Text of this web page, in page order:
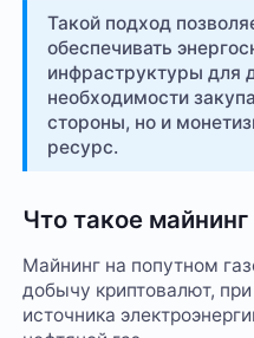
Такой подход
обеспечивать
инфраструктуры для
необходимости
стороны, но и
ресурс.
Что такое
Майнинг на попутном
добычу криптовалют,
источника